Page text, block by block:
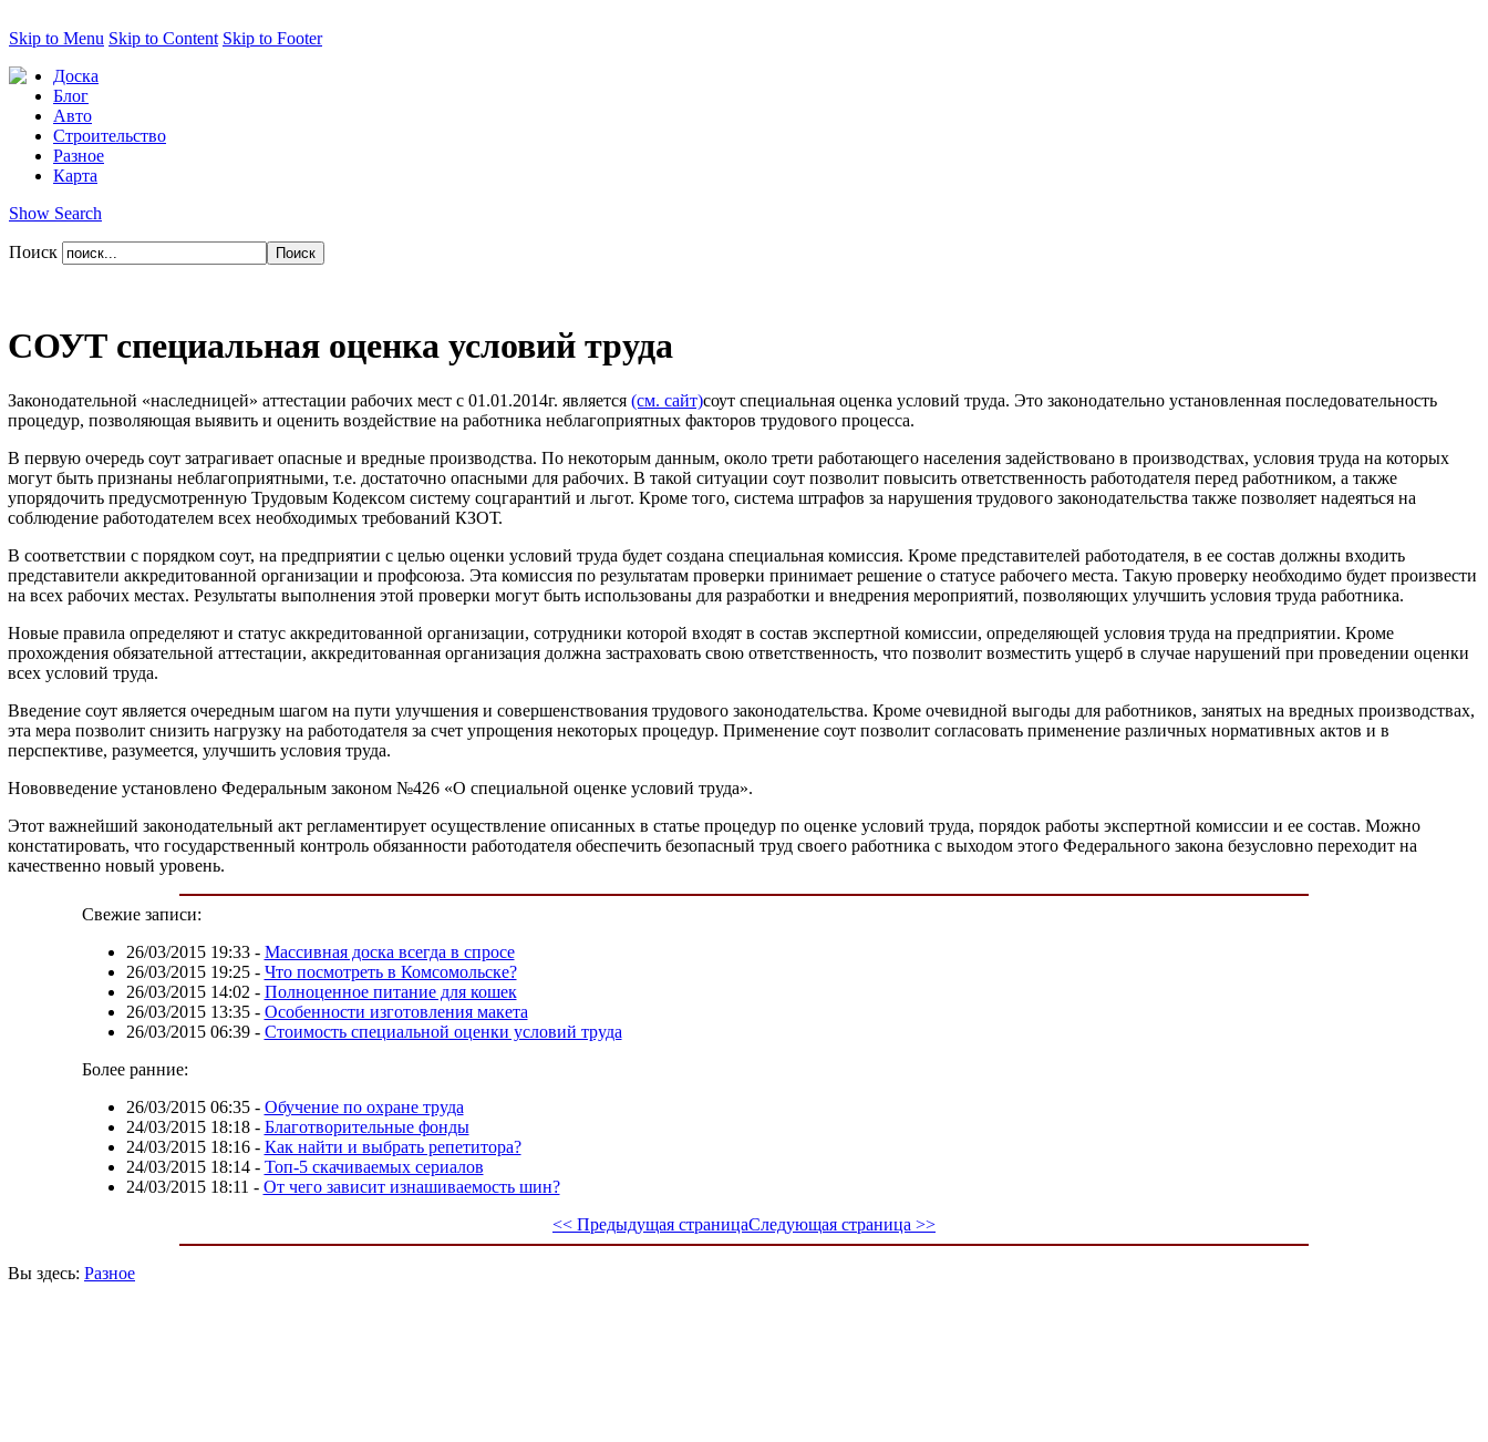
Skip to Menu Skip to Content Skip to Footer
Доска
Блог
Авто
Строительство
Разное
Карта
Show Search
Поиск
СОУТ специальная оценка условий труда
Законодательной «наследницей» аттестации рабочих мест с 01.01.2014г. является (см. сайт)соут специальная оценка условий труда. Это законодательно установленная последовательность
процедур, позволяющая выявить и оценить воздействие на работника неблагоприятных факторов трудового процесса.
В первую очередь соут затрагивает опасные и вредные производства. По некоторым данным, около трети работающего населения задействовано в производствах, условия труда на которых
могут быть признаны неблагоприятными, т.е. достаточно опасными для рабочих. В такой ситуации соут позволит повысить ответственность работодателя перед работником, а также
упорядочить предусмотренную Трудовым Кодексом систему соцгарантий и льгот. Кроме того, система штрафов за нарушения трудового законодательства также позволяет надеяться на
соблюдение работодателем всех необходимых требований КЗОТ.
В соответствии с порядком соут, на предприятии с целью оценки условий труда будет создана специальная комиссия. Кроме представителей работодателя, в ее состав должны входить
представители аккредитованной организации и профсоюза. Эта комиссия по результатам проверки принимает решение о статусе рабочего места. Такую проверку необходимо будет произвести
на всех рабочих местах. Результаты выполнения этой проверки могут быть использованы для разработки и внедрения мероприятий, позволяющих улучшить условия труда работника.
Новые правила определяют и статус аккредитованной организации, сотрудники которой входят в состав экспертной комиссии, определяющей условия труда на предприятии. Кроме
прохождения обязательной аттестации, аккредитованная организация должна застраховать свою ответственность, что позволит возместить ущерб в случае нарушений при проведении оценки
всех условий труда.
Введение соут является очередным шагом на пути улучшения и совершенствования трудового законодательства. Кроме очевидной выгоды для работников, занятых на вредных производствах,
эта мера позволит снизить нагрузку на работодателя за счет упрощения некоторых процедур. Применение соут позволит согласовать применение различных нормативных актов и в
перспективе, разумеется, улучшить условия труда.
Нововведение установлено Федеральным законом №426 «О специальной оценке условий труда».
Этот важнейший законодательный акт регламентирует осуществление описанных в статье процедур по оценке условий труда, порядок работы экспертной комиссии и ее состав. Можно
констатировать, что государственный контроль обязанности работодателя обеспечить безопасный труд своего работника с выходом этого Федерального закона безусловно переходит на
качественно новый уровень.
Свежие записи:
26/03/2015 19:33- Массивная доска всегда в спросе
26/03/2015 19:25- Что посмотреть в Комсомольске?
26/03/2015 14:02 - Полноценное питание для кошек
26/03/2015 13:35- Особенности изготовления макета
26/03/2015 06:39- Стоимость специальной оценки условий труда
Более ранние:
26/03/2015 06:35- Обучение по охране труда
24/03/2015 18:18- Благотворительные фонды
24/03/2015 18:16- Как найти и выбрать репетитора?
24/03/2015 18:14- Топ-5 скачиваемых сериалов
24/03/2015 18:11 - От чего зависит изнашиваемость шин?
<< Предыдущая страницаСледующая страница >>
Вы здесь: Разное